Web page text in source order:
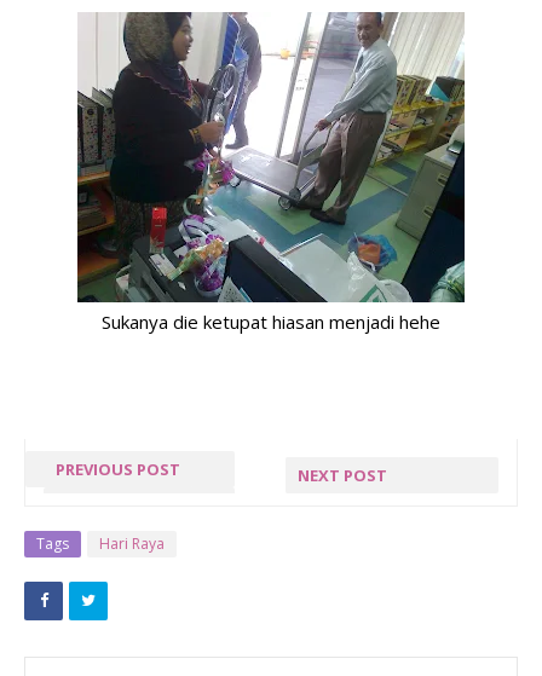
Sukanya die ketupat hiasan menjadi hehe
PREVIOUS POST NEXT POST
Tags Hari Raya